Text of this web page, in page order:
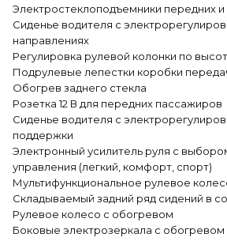
Электростеклоподъемники передних и
Сиденье водителя с
направлениях
Регулировка рулевой колонки по
Подрулевые лепестки коробки
Обогрев заднего стекла
Розетка 12 В для передних пассажиров
Сиденье водителя с
поддержки
Электронный усилитель руля с
управления (легкий, комфорт, спорт)
Мультифункциональное рулевое
Складываемый задний ряд сидений в
Рулевое колесо с обогревом
Боковые электрозеркала с обогревом